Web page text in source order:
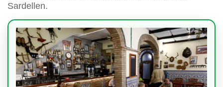
Sardellen.